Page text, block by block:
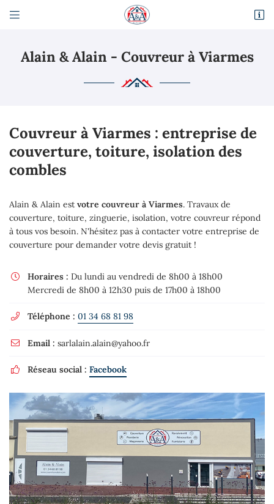


01 34 68 81 98
En cochant cette case, vous consentez à recevoir nos propositions commerciales à
l'adresse email indiqué ci-dessus. Vous pouvez vous désinscrire à tout moment en
utilisantle formulaire de désinscription
Alain & Alain - Couvreur à Viarmes
Couvreur à Viarmes : entreprise de
couverture, toiture, isolation des
combles
Alain & Alain est votre couvreur à Viarmes. Travaux de
couverture, toiture, zinguerie, isolation, votre couvreur répond
à tous vos besoin. N'hésitez pas à contacter votre entreprise de
couverture pour demander votre devis gratuit !
 Horaires : Du lundi au vendredi de 8h00 à 18h00
Mercredi de 8h00 à 12h30 puis de 17h00 à 18h00
 Téléphone : 01 34 68 81 98
 Email : sarlalain.alain@yahoo.fr
 Réseau social : Facebook